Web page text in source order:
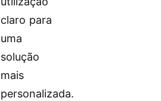
claro para
uma
solução
mais
personalizada.